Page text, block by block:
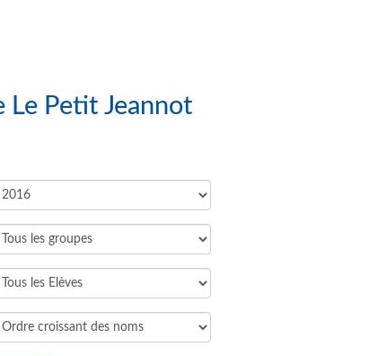
Le Petit Jeannot